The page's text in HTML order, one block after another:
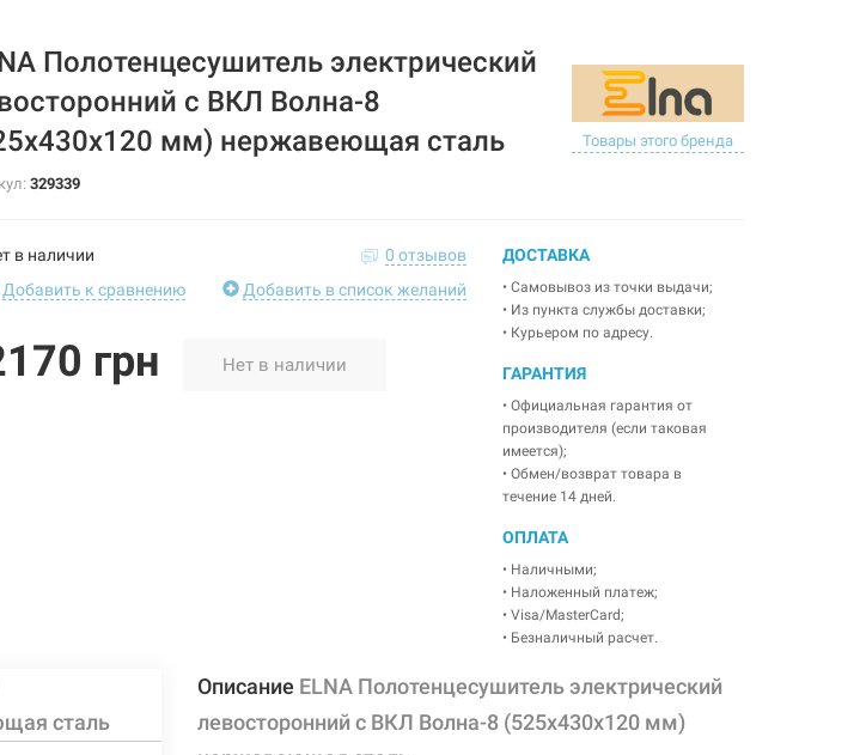
Полотенцесушитель электрический
с ВКЛ Волна-8
мм) нержавеющая сталь
Товары этого бренда
329339
в наличии
0 отзывов
Добавить к сравнению
Добавить в список желаний
грн Нет в наличии
ДОСТАВКА
• Самовывоз из точки выдачи;
• Из пункта службы доставки;
• Курьером по адресу.
ГАРАНТИЯ
• Официальная гарантия от
производителя (если таковая
имеется);
• Обмен/возврат товара в
течение 14 дней.
ОПЛАТА
• Наличными;
• Наложенный платеж;
• Visa/MasterCard;
• Безналичный расчет.
сталь
Описание ELNA Полотенцесушитель электрический
левосторонний с ВКЛ Волна-8 (525х430х120 мм)